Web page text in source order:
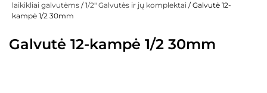
laikikliai galvutėms /1/2" Galvutės ir jų komplektai / Galvutė 12-
kampė 1/2 30mm
Galvutė 12-kampė 1/2 30mm